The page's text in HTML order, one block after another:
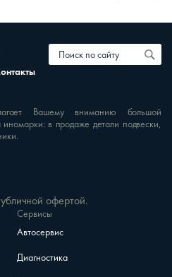
Сервисы
Автосервис
Диагностика
Вашему вниманию большой
в продаже детали подвески,
офертой.